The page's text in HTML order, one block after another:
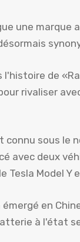
une marque
l'histoire de
rivaliser
connu sous le
avec deux
Tesla Model Y
en
à l'état